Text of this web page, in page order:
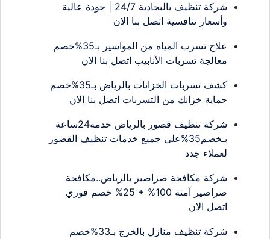
شركة تنظيف بالبجادية 24/7 | جودة عالية
وأسعار تنافسية اتصل بنا الان
علاج تسرب المياه من المواسير بـ35%خصم
معالجة تسربات الأنابيب اتصل بنا الان
كشف تسربات الخزانات بالرياض بـ35%خصم
حماية خزانك من التسربات اتصل بنا الان
شركة تنظيف قصور بالرياض خدمة24ساعة
بـخصم35%على جميع خدمات تنظيف القصور
لعملاء جدد
شركة مكافحة صراصير بالرياض..مكافحة
صراصير آمنة 100% + 25% خصم فوري
اتصل الان
شركة تنظيف منازل بالخرج بـ33%خصم